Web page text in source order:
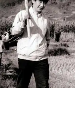
e
s
d
e
l
a
p
u
b